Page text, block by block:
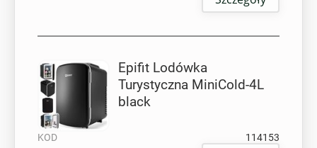
Epifit Lodówka
Turystyczna MiniCold-4L
black
KOD 114153